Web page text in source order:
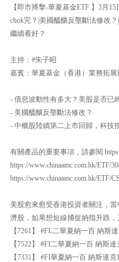
【即市搏擊-華夏基金ETF 】3月
chok完？|美國醞釀反壟斷法修改
繼續看好？
主持：#朱子昭
嘉賓：華夏基金（香港）業務拓展
- 債息波動性有多大？美股是否已
- 美國醞釀反壟斷法修改？
- 中概股陸續第二上市回歸，科技
有關產品的重要事項，請參閱
https://www.chinaamc.com.hk/ETF/
https://www.chinaamc.com.hk/ETF/
美股愈來愈受香港投資者關注，
濟股，如果想短線捕捉納指升跌
【7261】 #FL二華夏納一百 納斯
【7522】 #FI二華夏納一百 納斯
【7331】 #FI華夏納一百 納斯達